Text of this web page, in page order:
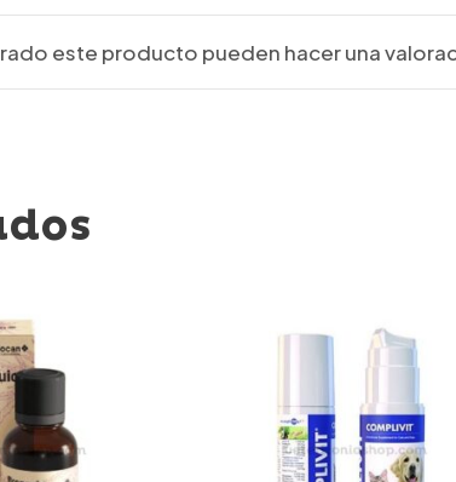
este producto pueden hacer una